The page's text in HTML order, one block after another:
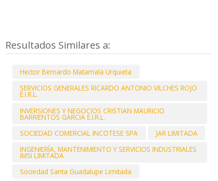
Resultados Similares a:
Hector Bernardo Matamala Urquieta
SERVICIOS GENERALES RICARDO ANTONIO VILCHES ROJO
E.I.R.L.
INVERSIONES Y NEGOCIOS CRISTIAN MAURICIO
BARRIENTOS GARCIA E.I.R.L.
SOCIEDAD COMERCIAL INCOTESE SPA
JAR LIMITADA
INGENIERÍA, MANTENIMIENTO Y SERVICIOS INDUSTRIALES
IMSI LIMITADA
Sociedad Santa Guadalupe Limitada